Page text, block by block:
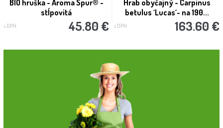
BIO hruška - Aroma Spur® -
stĺpovitá
s DPH 45.80 €
Hrab obyčajný - Carpinus
betulus ´Lucas´- na 190...
s DPH 163.60 €